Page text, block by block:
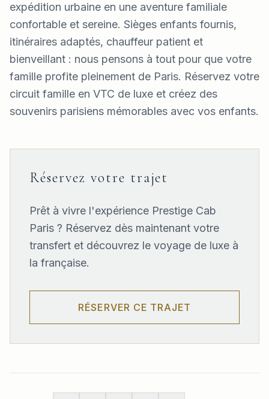
expédition urbaine en une aventure familiale
confortable et sereine. Sièges enfants fournis,
itinéraires adaptés, chauffeur patient et
bienveillant : nous pensons à tout pour que votre
famille profite pleinement de Paris. Réservez votre
circuit famille en VTC de luxe et créez des
souvenirs parisiens mémorables avec vos enfants.
Réservez votre trajet
Prêt à vivre l'expérience Prestige Cab
Paris ? Réservez dès maintenant votre
transfert et découvrez le voyage de luxe à
la française.
RÉSERVER CE TRAJET